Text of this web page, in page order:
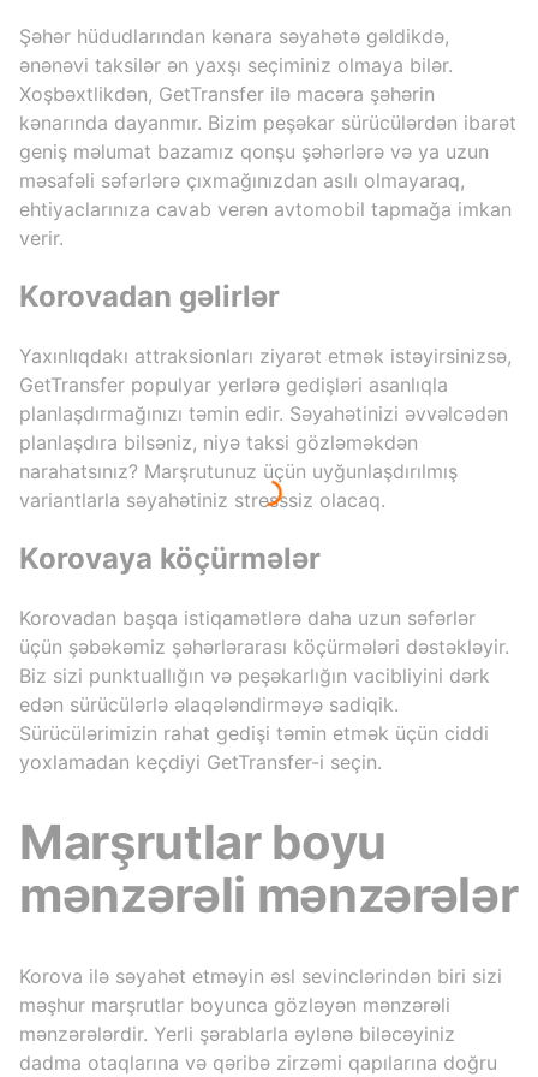
Şəhər hüdudlarından kənara səyahətə gəldikdə,
ənənəvi taksilər ən yaxşı seçiminiz olmaya bilər.
Xoşbəxtlikdən, GetTransfer ilə macəra şəhərin
kənarında dayanmır. Bizim peşəkar sürücülərdən ibarət
geniş məlumat bazamız qonşu şəhərlərə və ya uzun
məsafəli səfərlərə çıxmağınızdan asılı olmayaraq,
ehtiyaclarınıza cavab verən avtomobil tapmağa imkan
verir.
Korovadan gəlirlər
Yaxınlıqdakı attraksionları ziyarət etmək istəyirsinizsə,
GetTransfer populyar yerlərə gedişləri asanlıqla
planlaşdırmağınızı təmin edir. Səyahətinizi əvvəlcədən
planlaşdıra bilsəniz, niyə taksi gözləməkdən
narahatsınız? Marşrutunuz üçün uyğunlaşdırılmış
variantlarla səyahətiniz stresssiz olacaq.
Korovaya köçürmələr
Korovadan başqa istiqamətlərə daha uzun səfərlər
üçün şəbəkəmiz şəhərlərarası köçürmələri dəstəkləyir.
Biz sizi punktuallığın və peşəkarlığın vacibliyini dərk
edən sürücülərlə əlaqələndirməyə sadiqik.
Sürücülərimizin rahat gedişi təmin etmək üçün ciddi
yoxlamadan keçdiyi GetTransfer-i seçin.
Marşrutlar boyu
mənzərəli mənzərələr
Korova ilə səyahət etməyin əsl sevinclərindən biri sizi
məşhur marşrutlar boyunca gözləyən mənzərəli
mənzərələrdir. Yerli şərablarla əylənə biləcəyiniz
dadma otaqlarına və qəribə zirzəmi qapılarına doğru